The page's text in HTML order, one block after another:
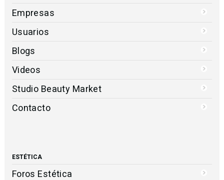
Empresas
Usuarios
Blogs
Videos
Studio Beauty Market
Contacto
ESTÉTICA
Foros Estética